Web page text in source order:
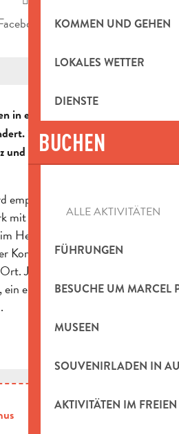
KOMMEN UND GEHEN
LOKALES WETTER
DIENSTE
BUCHEN
ALLE AKTIVITÄTEN
FÜHRUNGEN
BESUCHE UM MARCEL
MUSEEN
SOUVENIRLADEN IN
AKTIVITÄTEN IM FREIEN
Seite
in einer Bastide aus dem 15.
Swimmingpool,
Boulespiel. Kapazität 14
empfängt Sie in seinem
mit hundertjährigen Bäumen
Herzen der Landschaft von
Komfort an einem
Jedes Zimmer verfügt
ein eigenes Badezimmer mit